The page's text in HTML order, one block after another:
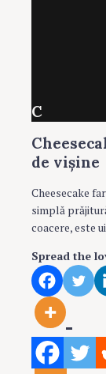
C
de vişine
Cheesecake
simplă
coacere, este
Spread the